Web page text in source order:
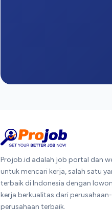
Projob.id adalah job portal dan
untuk mencari kerja, salah satu
terbaik di Indonesia dengan
kerja berkualitas dari perusahaan-
perusahaan terbaik.